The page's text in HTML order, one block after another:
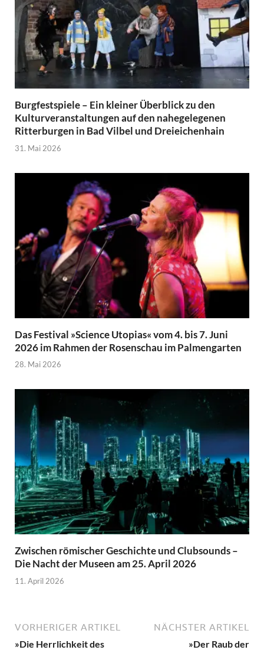
Burgfestspiele – Ein kleiner Überblick zu den
Kulturveranstaltungen auf den nahegelegenen
Ritterburgen in Bad Vilbel und Dreieichenhain
31. Mai 2026
Das Festival »Science Utopias« vom 4. bis 7. Juni
2026 im Rahmen der Rosenschau im Palmengarten
28. Mai 2026
Zwischen römischer Geschichte und Clubsounds –
Die Nacht der Museen am 25. April 2026
11. April 2026
VORHERIGER ARTIKEL
»Die Herrlichkeit des
NÄCHSTER ARTIKEL
»Der Raub der